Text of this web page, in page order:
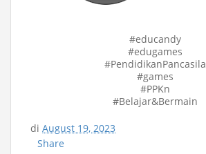
#educandy
#edugames
#PendidikanPancasila
#games
#PPKn
#Belajar&Bermain
di August 19, 2023
Share